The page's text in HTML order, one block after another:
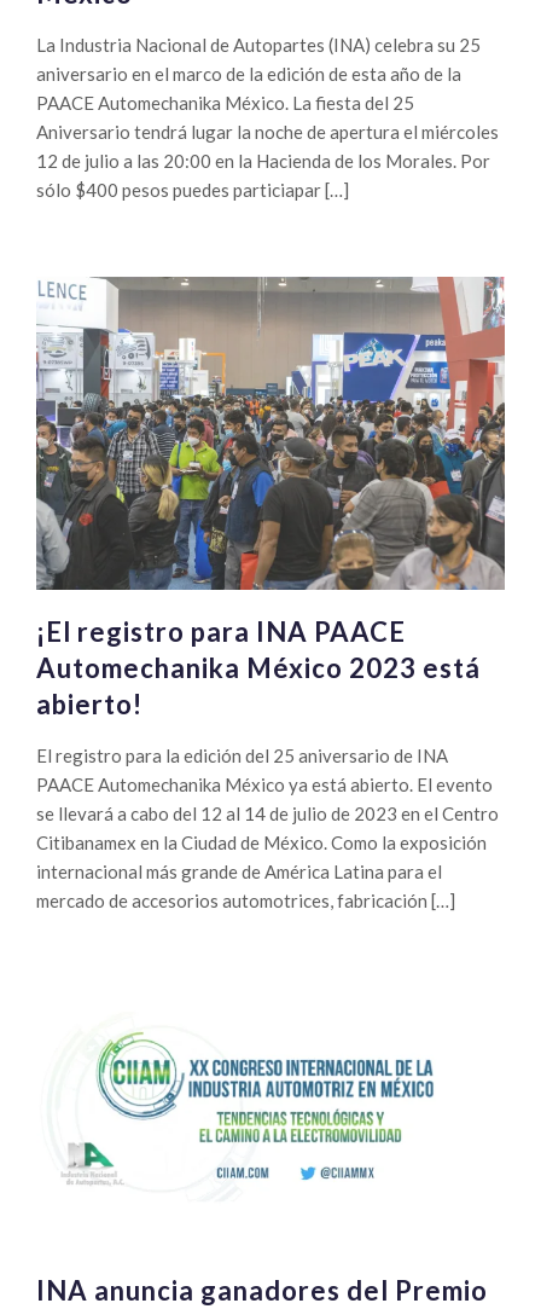
La Industria Nacional de Autopartes (INA) celebra su 25
aniversario en el marco de la edición de esta año de la
PAACE Automechanika México. La fiesta del 25
Aniversario tendrá lugar la noche de apertura el miércoles
12 de julio a las 20:00 en la Hacienda de los Morales. Por
sólo $400 pesos puedes particiapar […]
¡El registro para INA PAACE
Automechanika México 2023 está
abierto!
El registro para la edición del 25 aniversario de INA
PAACE Automechanika México ya está abierto. El evento
se llevará a cabo del 12 al 14 de julio de 2023 en el Centro
Citibanamex en la Ciudad de México. Como la exposición
internacional más grande de América Latina para el
mercado de accesorios automotrices, fabricación […]
INA anuncia ganadores del Premio